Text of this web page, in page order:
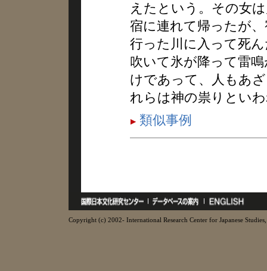
えたという。その女
宿に連れて帰ったが
行った川に入って死
吹いて氷が降って雷
けであって、人もあ
れらは神の祟りとい
類似事例
Copyright (c) 2002- International Research Center for Japanese